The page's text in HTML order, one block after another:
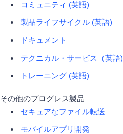
コミュニティ (英語)
製品ライフサイクル (英語)
ドキュメント
テクニカル・サービス（英語)
トレーニング (英語)
その他のプログレス製品
セキュアなファイル転送
モバイルアプリ開発